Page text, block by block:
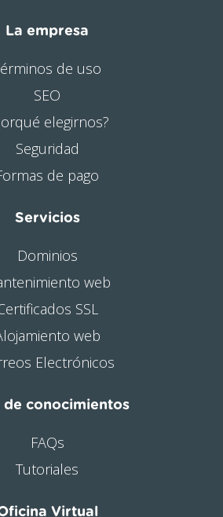
La empresa
de uso
SEO
elegirnos?
Seguridad
de pago
Servicios
Dominios
web
SSL
web
Electrónicos
de conocimientos
FAQs
Tutoriales
Virtual